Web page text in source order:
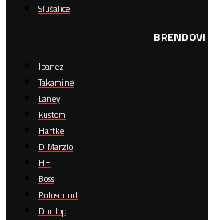
Slušalice
BRENDOVI
Ibanez
Takamine
Laney
Kustom
Hartke
DiMarzio
HH
Boss
Rotosound
Dunlop